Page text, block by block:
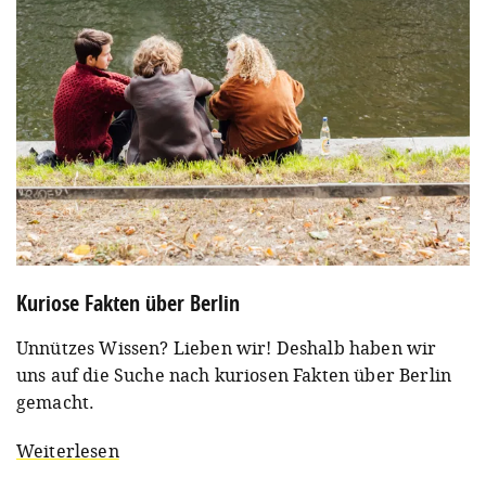
Kuriose Fakten über Berlin
Unnützes Wissen? Lieben wir! Deshalb haben wir
uns auf die Suche nach kuriosen Fakten über Berlin
gemacht.
Weiterlesen